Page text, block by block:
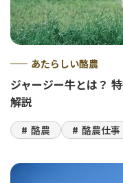
あたらしい酪農
ジャージー牛とは？
解説
酪農 酪農仕事